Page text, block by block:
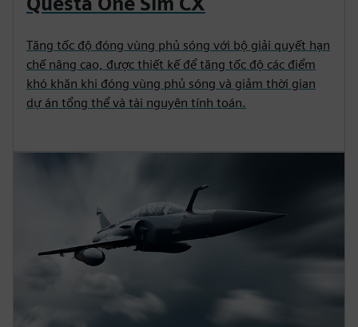
Tăng tốc độ đóng vùng phủ sóng với bộ giải quyết hạn
chế nâng cao, được thiết kế để tăng tốc độ các điểm
khó khăn khi đóng vùng phủ sóng và giảm thời gian
dự án tổng thể và tài nguyên tính toán.